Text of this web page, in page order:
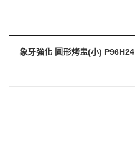
象牙強化 圓形烤盅(小) P96H24